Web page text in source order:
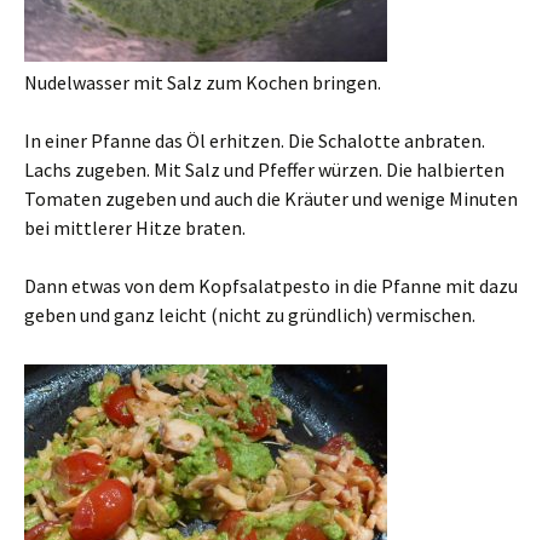
Nudelwasser mit Salz zum Kochen bringen.
In einer Pfanne das Öl erhitzen. Die Schalotte anbraten.
Lachs zugeben. Mit Salz und Pfeffer würzen. Die halbierten
Tomaten zugeben und auch die Kräuter und wenige Minuten
bei mittlerer Hitze braten.
Dann etwas von dem Kopfsalatpesto in die Pfanne mit dazu
geben und ganz leicht (nicht zu gründlich) vermischen.